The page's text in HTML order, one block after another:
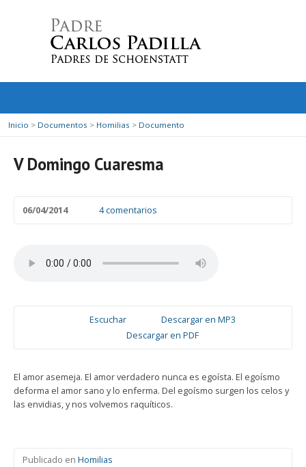
Inicio > Documentos > Homilias > Documento
V Domingo Cuaresma
06/04/2014 4 comentarios
Escuchar
Descargar en MP3
Descargar en PDF
El amor asemeja. El amor verdadero nunca es egoísta. El egoísmo
deforma el amor sano y lo enferma. Del egoísmo surgen los celos y
las envidias, y nos volvemos raquíticos.
Publicado en Homilias